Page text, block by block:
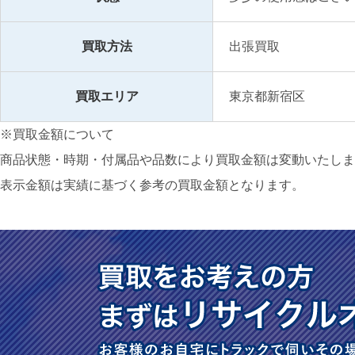
買取方法 出張買取
買取エリア 東京都新宿区
※買取金額について
商品状態・時期・付属品や品数により買取金額は変動いたし
表示金額は実績に基づく参考の買取金額となります。